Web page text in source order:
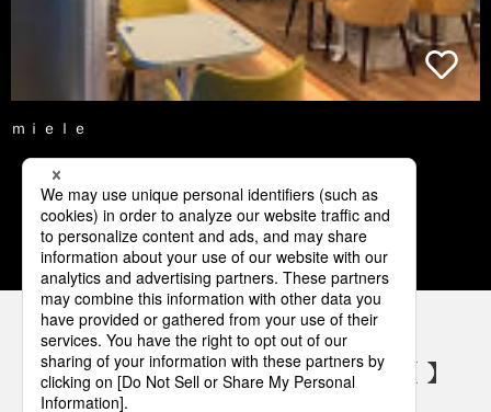
ｍｉｅｌｅ
1 2 3 4 5
パナソニックの電気設備 SNSアカウント